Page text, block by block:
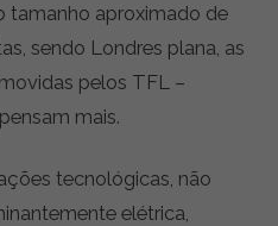
tamanho aproximado de
sendo Londres plana, as
pelos TFL –
mais.
tecnológicas, não
elétrica,